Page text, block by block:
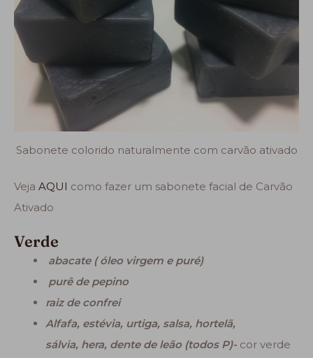
Sabonete colorido naturalmente com carvão ativado
Veja AQUI como fazer um sabonete facial de Carvão
Ativado
Verde
abacate ( óleo virgem e puré)
purê de pepino
raiz de confrei
Alfafa, estévia, urtiga, salsa, hortelã,
sálvia, hera, dente de leão (todos P)- cor verde